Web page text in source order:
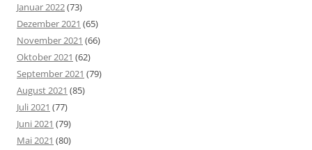
Januar 2022(73)
Dezember 2021 (65)
November 2021 (66)
Oktober 2021 (62)
September 2021 (79)
August 2021 (85)
Juli 2021 (77)
Juni 2021 (79)
Mai 2021 (80)